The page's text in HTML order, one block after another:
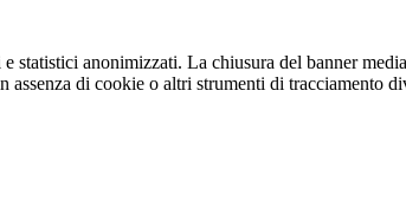
statistici anonimizzati. La chiusura del banner
assenza di cookie o altri strumenti di tracciamento